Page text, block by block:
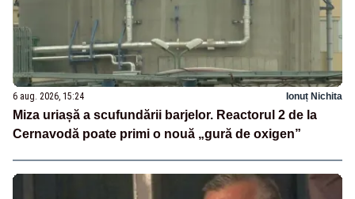
6 aug. 2026, 15:24 Ionuț Nichita
Miza uriașă a scufundării barjelor. Reactorul 2 de la
Cernavodă poate primi o nouă „gură de oxigen”